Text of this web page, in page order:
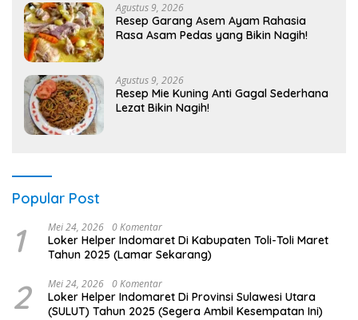
Agustus 9, 2026
Resep Garang Asem Ayam Rahasia
Rasa Asam Pedas yang Bikin Nagih!
Agustus 9, 2026
Resep Mie Kuning Anti Gagal Sederhana
Lezat Bikin Nagih!
Popular Post
1 Mei 24, 2026 0 Komentar
Loker Helper Indomaret Di Kabupaten Toli-Toli Maret
Tahun 2025 (Lamar Sekarang)
2 Mei 24, 2026 0 Komentar
Loker Helper Indomaret Di Provinsi Sulawesi Utara
(SULUT) Tahun 2025 (Segera Ambil Kesempatan Ini)